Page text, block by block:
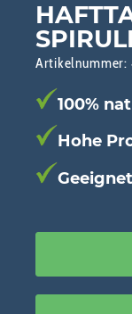
Artikelnummer:
100%
Hohe